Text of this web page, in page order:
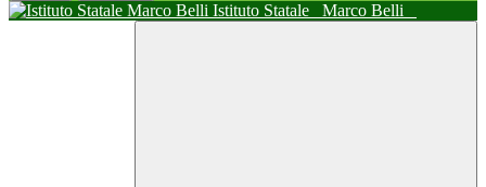
Istituto Statale Marco Belli